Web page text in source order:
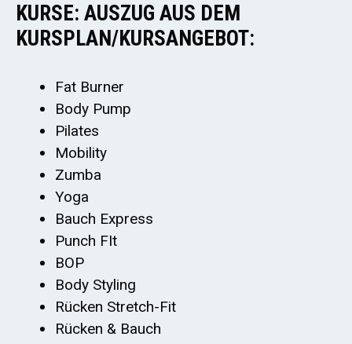
KURSE: AUSZUG AUS DEM
KURSPLAN/KURSANGEBOT:
Fat Burner
Body Pump
Pilates
Mobility
Zumba
Yoga
Bauch Express
Punch FIt
BOP
Body Styling
Rücken Stretch-Fit
Rücken & Bauch